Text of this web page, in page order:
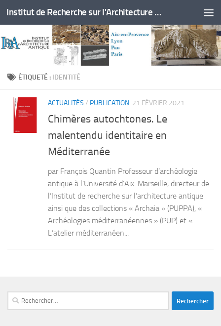
Skip to content Institut de Recherche sur l'Architecture Antique
ÉTIQUETÉ : IDENTITÉ
ACTUALITÉS / PUBLICATION 21 FÉVRIER 2021
Chimères autochtones. Le
malentendu identitaire en
Méditerranée
par François Quantin Professeur d’archéologie
antique à l’Université d’Aix-Marseille, directeur de
l’Institut de recherche sur l’architecture antique
ainsi que des collections « Archaia » (PUPPA), «
Archéologies méditerranéennes » (PUP) et «
L’atelier méditerranéen...
Rechercher :